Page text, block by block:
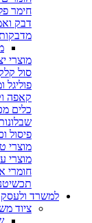
חימר
דבק
מוצרי
סול
פוליגל
קאפה
כלים
פיסול
מוצרי
מוצרי
חומרי
למשרד ולעסק
ציוד